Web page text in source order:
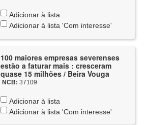
Adicionar à lista
Adicionar à lista 'Com interesse'
100 maiores empresas severenses
estão a faturar mais : cresceram
quase 15 milhões / Beira Vouga
NCB: 37109
Adicionar à lista
Adicionar à lista 'Com interesse'